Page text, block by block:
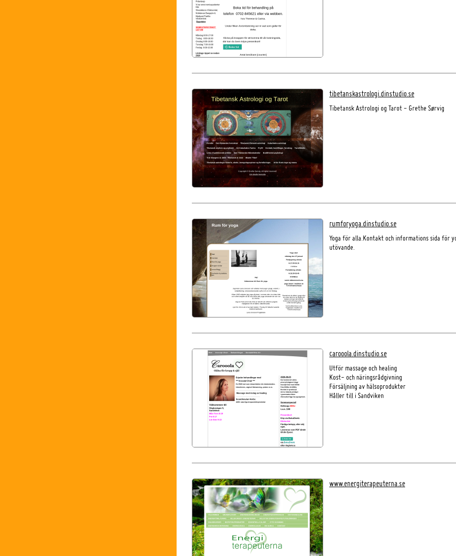
tibetanskastrologi.dinstudio.se
Tibetansk Astrologi og Tarot - Grethe Sørvig
rumforyoga.dinstudio.se
Yoga för alla.Kontakt och informations sida för
utövande.
carooola.dinstudio.se
Utför massage och healing
Kost- och näringsrådgivning
Försäljning av hälsoprodukter
Håller till i Sandviken
www.energiterapeuterna.se